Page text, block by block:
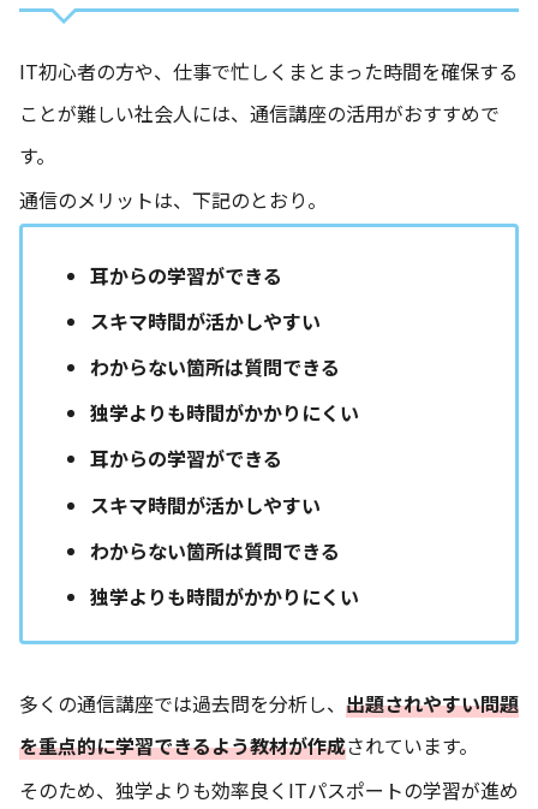
IT初心者の方や、仕事で忙しくまとまった時間を確保する
ことが難しい社会人には、通信講座の活用がおすすめで
す。
通信のメリットは、下記のとおり。
耳からの学習ができる
スキマ時間が活かしやすい
わからない箇所は質問できる
独学よりも時間がかかりにくい
耳からの学習ができる
スキマ時間が活かしやすい
わからない箇所は質問できる
独学よりも時間がかかりにくい
多くの通信講座では過去問を分析し、 出題されやすい問題
を重点的に学習できるよう教材が作成されています。
そのため、独学よりも効率良くITパスポートの学習が進め